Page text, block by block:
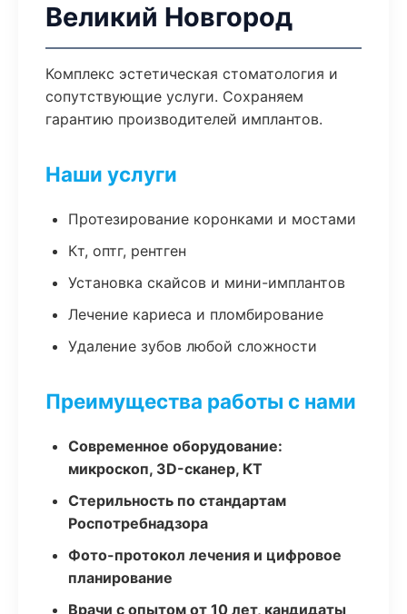
Великий Новгород
Комплекс эстетическая стоматология и
сопутствующие услуги. Сохраняем
гарантию производителей имплантов.
Наши услуги
Протезирование коронками и мостами
Кт, оптг, рентген
Установка скайсов и мини-имплантов
Лечение кариеса и пломбирование
Удаление зубов любой сложности
Преимущества работы с нами
Современное оборудование:
микроскоп, 3D-сканер, КТ
Стерильность по стандартам
Роспотребнадзора
Фото-протокол лечения и цифровое
планирование
Врачи с опытом от 10 лет, кандидаты